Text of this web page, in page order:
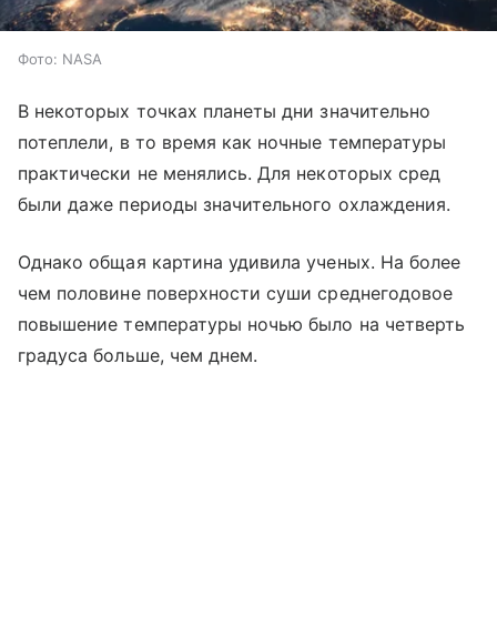
Фото: NASA
В некоторых точках планеты дни значительно
потеплели, в то время как ночные температуры
практически не менялись. Для некоторых сред
были даже периоды значительного охлаждения.
Однако общая картина удивила ученых. На более
чем половине поверхности суши среднегодовое
повышение температуры ночью было на четверть
градуса больше, чем днем.